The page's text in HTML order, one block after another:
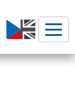
Hledání